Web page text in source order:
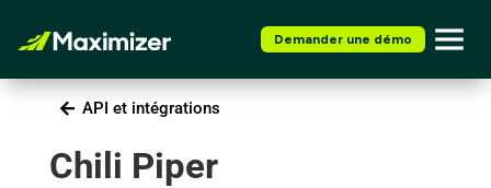
Demander une démo
API et intégrations
Chili Piper